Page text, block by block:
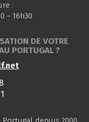
:
– 16h30
DE VOTRE
PORTUGAL ?